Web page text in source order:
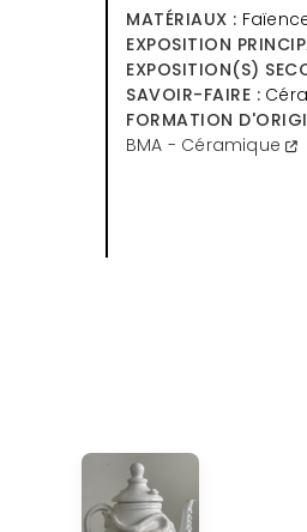
MATÉRIAUX :
EXPOSITION
EXPOSITION(S)
SAVOIR-FAIRE :
FORMATION
BMA - Céramique